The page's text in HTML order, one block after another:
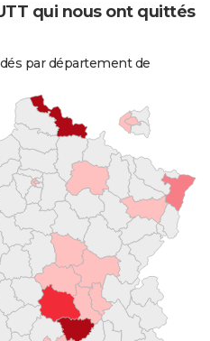
qui nous ont quittés
par département de